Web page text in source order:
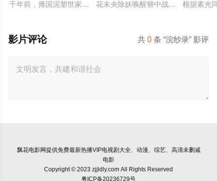
千年前，雍国泥塑世家楚门因进贡的“十二生肖”离奇流血炸裂
花未央除妖唤醒簪中战神百里忘川元
根据素光
共0 条 “浣纱录” 影评
影片评论
飘花电影网提供免费最新热播VIP电视剧大全、动漫、综艺、高清未删减
电影
Copyright © 2023 zjjldly.com All Rights Reserved
粤ICP备20236729号